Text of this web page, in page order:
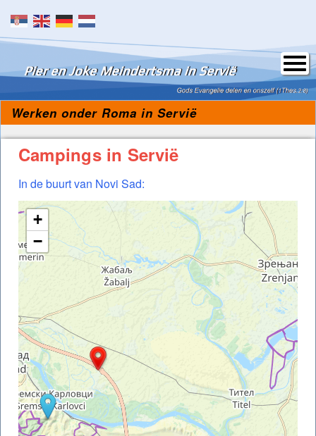
Skip to content
Campings in Servië
In de buurt van Novi Sad:
+
−
Werken onder Roma in Servië